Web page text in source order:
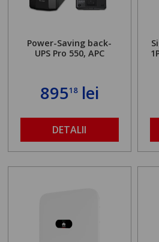
Power-Saving back-
UPS Pro 550, APC
89518lei
DETALII